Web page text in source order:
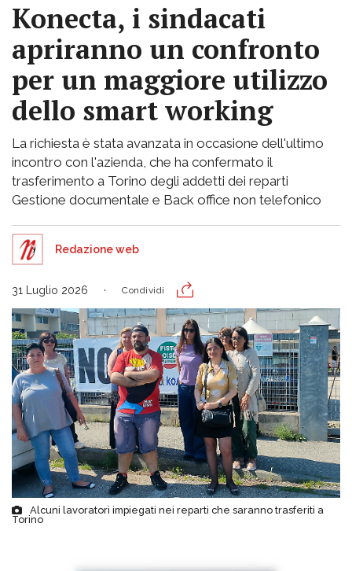
Konecta, i sindacati
apriranno un confronto
per un maggiore utilizzo
dello smart working
La richiesta è stata avanzata in occasione dell'ultimo
incontro con l'azienda, che ha confermato il
trasferimento a Torino degli addetti dei reparti
Gestione documentale e Back office non telefonico
Redazione web
31 Luglio 2026 Condividi
Alcuni lavoratori impiegati nei reparti che saranno trasferiti a
Torino